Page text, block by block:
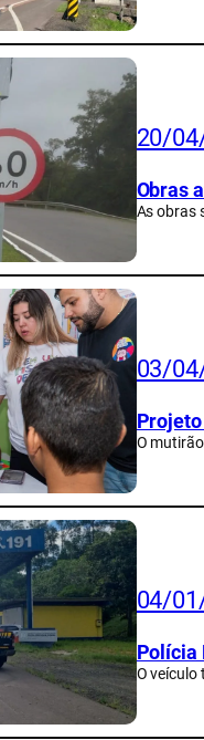
20/
Obras
As obras
03/
O
04/
Polícia
O veículo